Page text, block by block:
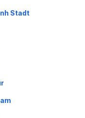
Stadt